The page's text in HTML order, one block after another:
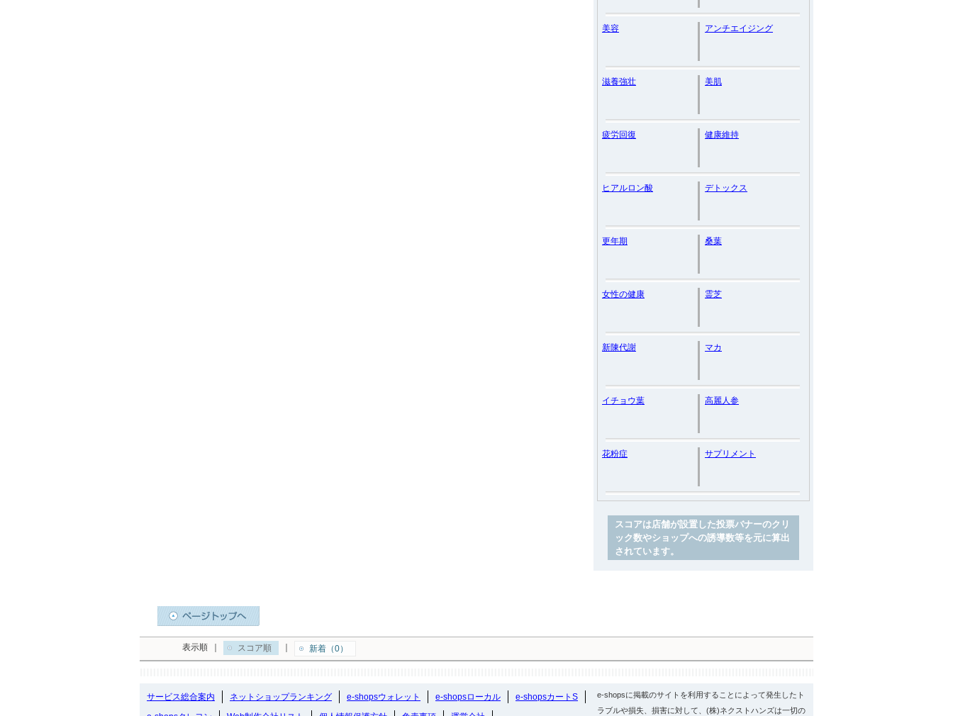
美容 アンチエイジング
滋養強壮 美肌
疲労回復 健康維持
ヒアルロン酸 デトックス
更年期 桑葉
女性の健康 霊芝
新陳代謝 マカ
イチョウ葉 高麗人参
花粉症 サプリメント
スコアは店舗が設置した投票バナーのクリ
ック数やショップへの誘導数等を元に算出
されています。
表示順 スコア順 新着（0）
サービス総合案内 ネットショップランキング e-shopsウォレット e-shopsローカル
e-shopsカートS
e-shopsに掲載のサイトを利用することによって発生したト
ラブルや損失、損害に対して、(株)ネクストハンズは一切の